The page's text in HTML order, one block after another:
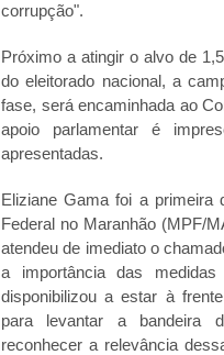
corrupção".
Próximo a atingir o alvo de
do eleitorado nacional, a
fase, será encaminhada ao
apoio parlamentar é
apresentadas.
Eliziane Gama foi a primeira
Federal no Maranhão (MPF/
atendeu de imediato o
a importância das
disponibilizou a estar à
para levantar a bandeira
reconhecer a relevância